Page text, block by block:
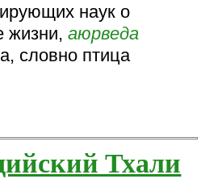
наук о
жизни,аюрведа
словно птица
Тхали